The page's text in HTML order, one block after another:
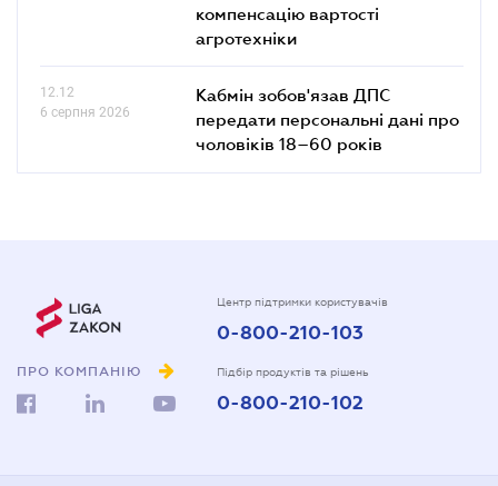
компенсацію вартості
агротехніки
12.12
6 серпня 2026
Кабмін зобов'язав ДПС
передати персональні дані про
чоловіків 18–60 років
ПРО КОМПАНІЮ
Центр підтримки користувачів
0-800-210-103
Підбір продуктів та рішень
0-800-210-102